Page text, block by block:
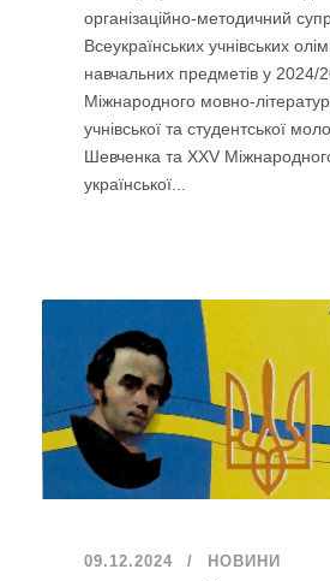
організаційно-методичний
Всеукраїнських учнівських
навчальних предметів у 2024/
Міжнародного мовно-
учнівської та студентської
Шевченка та ХХV
української...
09.12.2024 НОВИНИ